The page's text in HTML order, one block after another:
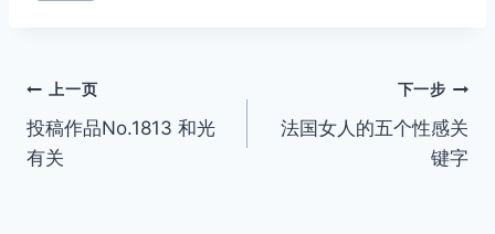
文
章
上一页
投稿作品No.1813 和光
有关
下一步
法国女人的五个性感关
键字